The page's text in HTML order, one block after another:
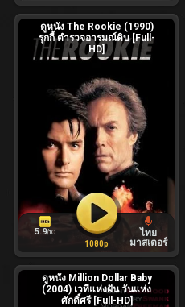
ดูหนัง The Rookie (1990)
รุกกี้ ตำรวจอารมณ์ดิบ [Full-
HD]
5.9/10
ไทย
มาสเตอร์
1080p
ดูหนัง Million Dollar Baby
(2004) เวทีแห่งฝัน วันแห่ง
ศักดิ์ศรี [Full-HD]